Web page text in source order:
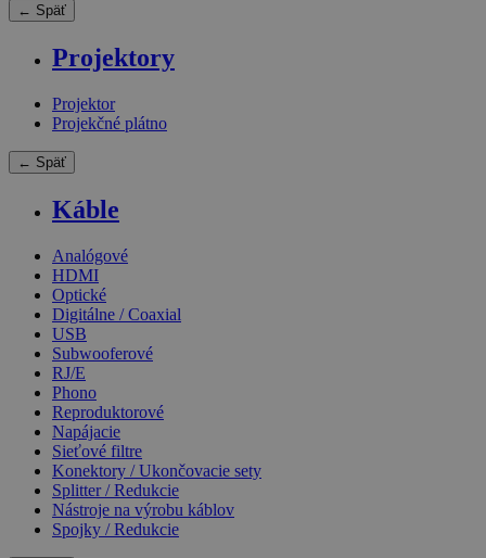
← Späť
Projektory
Projektor
Projekčné plátno
← Späť
Káble
Analógové
HDMI
Optické
Digitálne / Coaxial
USB
Subwooferové
RJ/E
Phono
Reproduktorové
Napájacie
Sieťové filtre
Konektory / Ukončovacie sety
Splitter / Redukcie
Nástroje na výrobu káblov
Spojky / Redukcie